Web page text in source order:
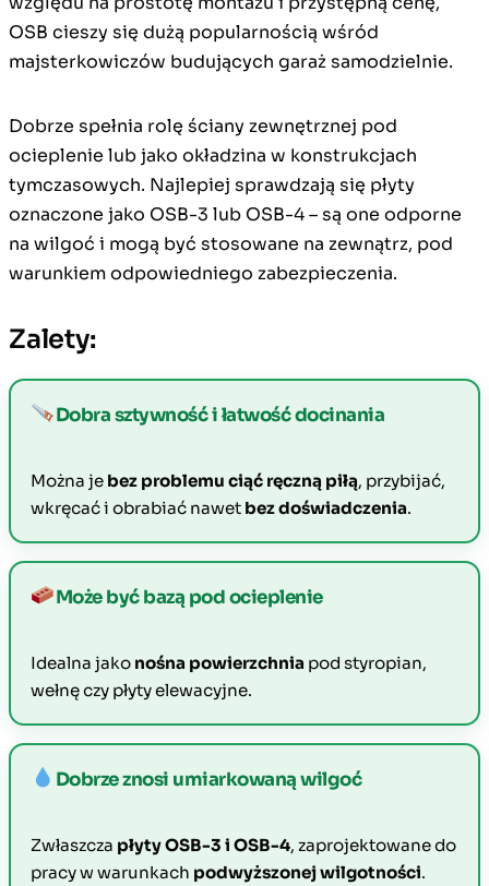
OSB cieszy się dużą popularnością wśród
majsterkowiczów budujących garaż samodzielnie.
Dobrze spełnia rolę ściany zewnętrznej pod
ocieplenie lub jako okładzina w konstrukcjach
tymczasowych. Najlepiej sprawdzają się płyty
oznaczone jako OSB-3 lub OSB-4 – są one odporne
na wilgoć i mogą być stosowane na zewnątrz, pod
warunkiem odpowiedniego zabezpieczenia.
Zalety:
Dobra sztywność i łatwość docinania
Można je bez problemu ciąć ręczną piłą, przybijać,
wkręcać i obrabiać nawet bez doświadczenia.
Może być bazą pod ocieplenie
Idealna jako nośna powierzchnia pod styropian,
wełnę czy płyty elewacyjne.
Dobrze znosi umiarkowaną wilgoć
Zwłaszcza płyty OSB-3 i OSB-4, zaprojektowane do
pracy w warunkach podwyższonej wilgotności.